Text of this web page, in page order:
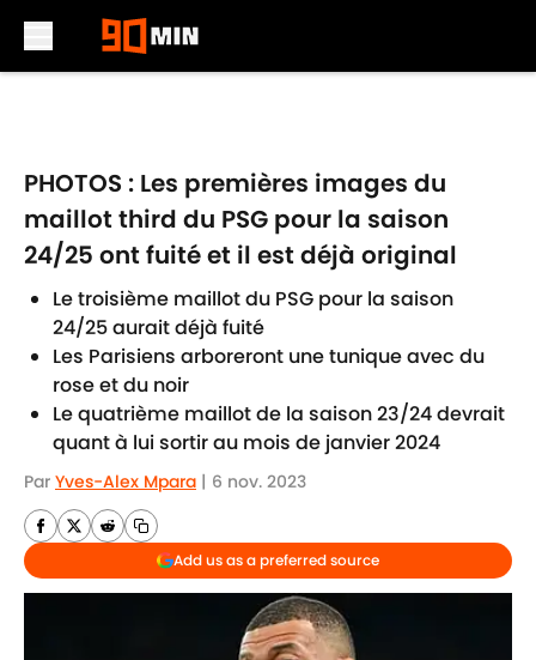
PHOTOS : Les premières images du
maillot third du PSG pour la saison
24/25 ont fuité et il est déjà original
Le troisième maillot du PSG pour la saison
24/25 aurait déjà fuité
Les Parisiens arboreront une tunique avec du
rose et du noir
Le quatrième maillot de la saison 23/24 devrait
quant à lui sortir au mois de janvier 2024
Par Yves-Alex Mpara | 6 nov. 2023
Add us as a preferred source